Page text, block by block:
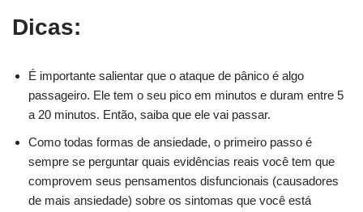
Dicas:
É importante salientar que o ataque de pânico é algo
passageiro. Ele tem o seu pico em minutos e duram entre 5
a 20 minutos. Então, saiba que ele vai passar.
Como todas formas de ansiedade, o primeiro passo é
sempre se perguntar quais evidências reais você tem que
comprovem seus pensamentos disfuncionais (causadores
de mais ansiedade) sobre os sintomas que você está